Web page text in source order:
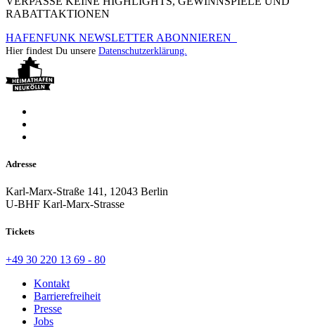
RABATTAKTIONEN
HAFENFUNK NEWSLETTER ABONNIEREN
Hier findest Du unsere Datenschutzerklärung.
Adresse
Karl-Marx-Straße 141, 12043 Berlin
U-BHF Karl-Marx-Strasse
Tickets
+49 30 220 13 69 - 80
Kontakt
Barrierefreiheit
Presse
Jobs